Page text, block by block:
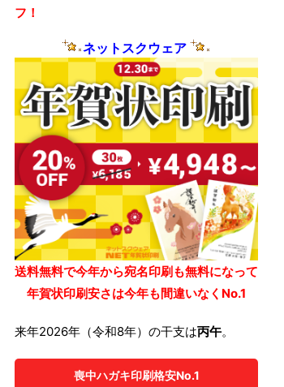
フ！
ネットスクウェア
送料無料で今年から宛名印刷も無料になって
年賀状印刷安さは今年も間違いなくNo.1
来年2026年（令和8年）の干支は丙午。
喪中ハガキ印刷格安No.1